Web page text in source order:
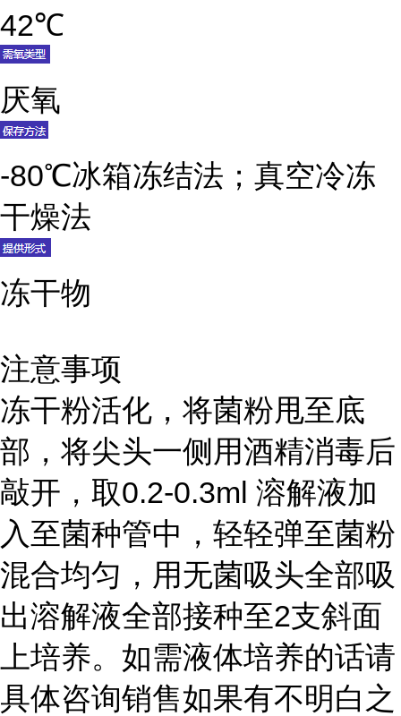
42℃
厌氧
-80℃冰箱冻结法；真空冷冻
干燥法
冻干物
注意事项
冻干粉活化，将菌粉甩至底
部，将尖头一侧用酒精消毒后
敲开，取0.2-0.3ml 溶解液加
入至菌种管中，轻轻弹至菌粉
混合均匀，用无菌吸头全部吸
出溶解液全部接种至2支斜面
上培养。如需液体培养的话请
具体咨询销售如果有不明白之